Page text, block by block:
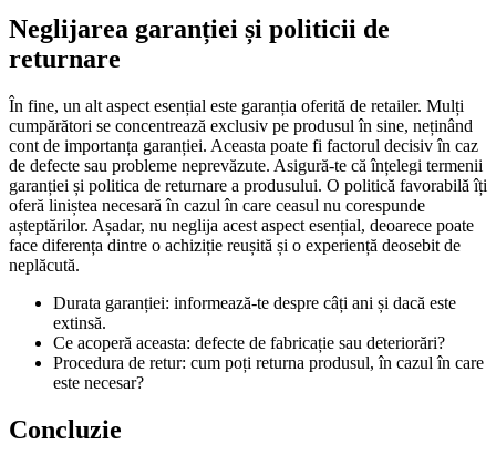
Neglijarea garanției și politicii de
returnare
În fine, un alt aspect esențial este garanția oferită de retailer. Mulți
cumpărători se concentrează exclusiv pe produsul în sine, neținând
cont de importanța garanției. Aceasta poate fi factorul decisiv în caz
de defecte sau probleme neprevăzute. Asigură-te că înțelegi termenii
garanției și politica de returnare a produsului. O politică favorabilă îți
oferă liniștea necesară în cazul în care ceasul nu corespunde
așteptărilor. Așadar, nu neglija acest aspect esențial, deoarece poate
face diferența dintre o achiziție reușită și o experiență deosebit de
neplăcută.
Durata garanției: informează-te despre câți ani și dacă este
extinsă.
Ce acoperă aceasta: defecte de fabricație sau deteriorări?
Procedura de retur: cum poți returna produsul, în cazul în care
este necesar?
Concluzie